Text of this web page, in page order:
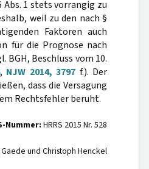
Abs. 1 stets vorrangig zu
weil zu den nach §
Faktoren auch
für die Prognose nach
BGH, Beschluss vom 10.
, NJW 2014, 3797 f.). Der
dass die Versagung
Rechtsfehler beruht.
Nummer: HRRS 2015 Nr. 528
und Christoph Henckel